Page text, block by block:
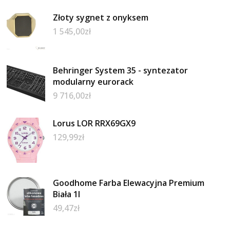
Złoty sygnet z onyksem
1 545,00zł
Behringer System 35 - syntezator
modularny eurorack
9 716,00zł
Lorus LOR RRX69GX9
129,99zł
Goodhome Farba Elewacyjna Premium
Biała 1l
49,47zł